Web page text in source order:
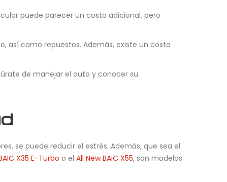
puede parecer un costo adicional, pero
así como repuestos. Además, existe un costo
de manejar el auto y conocer su
se puede reducir el estrés. Además, que sea el
X35 E-Turbo o el All New BAIC X55, son modelos